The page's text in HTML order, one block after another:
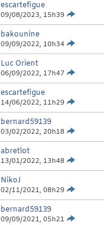
escartefigue
09/08/2023, 15h39
bakounine
09/09/2022, 10h34
Luc Orient
06/09/2022, 17h47
escartefigue
14/06/2022, 11h29
bernard59139
03/02/2022, 20h18
abretlot
13/01/2022, 13h48
NikoJ
02/11/2021, 08h29
bernard59139
09/09/2021, 05h21